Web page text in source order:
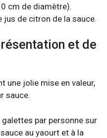
cm de diamètre).
jus de citron de la sauce.
et de
une jolie mise en valeur,
sauce.
par personne sur
au yaourt et à la